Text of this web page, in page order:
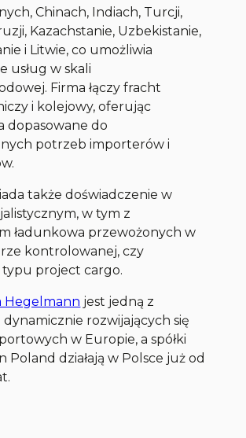
Chinach, Indiach, Turcji,
Kazachstanie, Uzbekistanie,
i Litwie, co umożliwia
usług w skali
Firma łączy fracht
i kolejowy, oferując
dopasowane do
potrzeb importerów i
także doświadczenie w
w tym z
ładunkowa przewożonych w
kontrolowanej, czy
typu project cargo.
Hegelmann jest jedną z
rozwijających się
w Europie, a spółki
Poland działają w Polsce już od